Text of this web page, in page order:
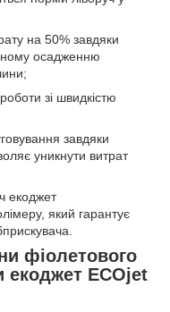
на 50% завдяки
осадженню
зі швидкістю
завдяки
уникнути витрат
екоджет
який гарантує
фіолетового
ECOjet